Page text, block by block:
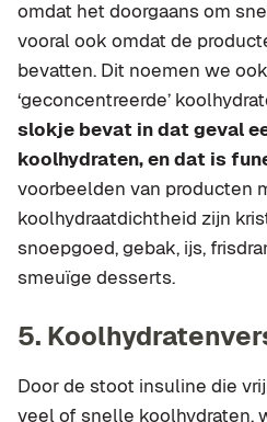
omdat het doorgaans om
vooral ook omdat de
bevatten. Dit noemen we
‘geconcentreerde’
slokje bevat in dat geval
koolhydraten, en dat is
voorbeelden van producten
koolhydraatdichtheid zijn
snoepgoed, gebak, ijs,
smeuïge desserts.
5.
Door de stoot insuline die
veel of snelle koolhydraten,